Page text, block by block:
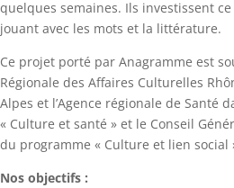
quelques semaines. Ils investissent
jouant avec les mots et la littérature.
Ce projet porté par Anagramme est
Régionale des Affaires Culturelles
Alpes et l’Agence régionale de Santé
« Culture et santé » et le Conseil
du programme « Culture et lien social
Nos objectifs :